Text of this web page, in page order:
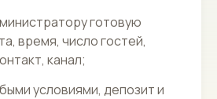
готовую
время, число гостей,
канал;
условиями, депозит и